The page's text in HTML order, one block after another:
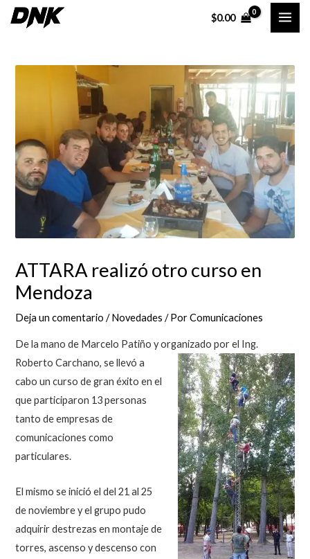
$0.00
ATTARA realizó otro curso en
Mendoza
Deja un comentario /Novedades / PorComunicaciones
De la mano de Marcelo Patiño y organizado por el Ing.
RobertoCarchano, se llevó a
cabo un curso de gran éxito en el
que participaron 13 personas
tanto de empresas de
comunicaciones como
particulares.
El mismo se inició el del 21 al 25
de noviembre y el grupo pudo
adquirir destrezas en montaje de
torres, ascenso y descenso con
Navegación
de